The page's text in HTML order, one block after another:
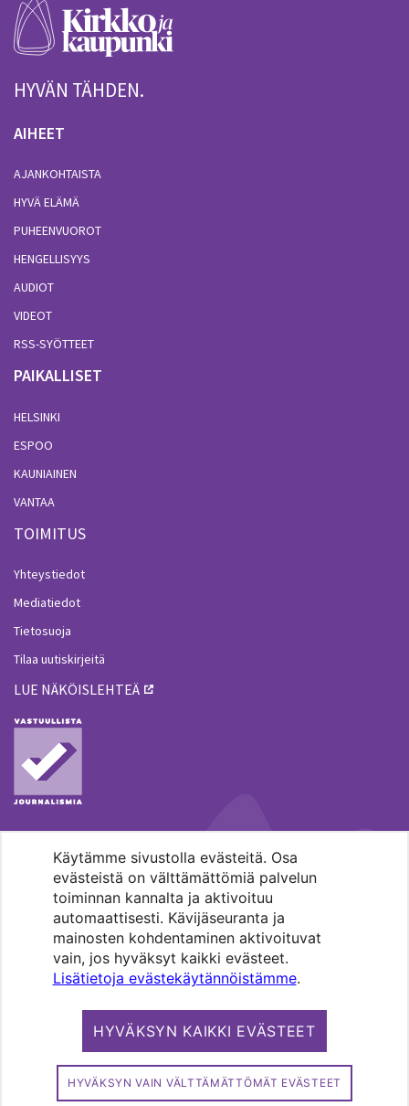
Käytämme sivustolla evästeitä. Osa
evästeistä on välttämättömiä palvelun
toiminnan kannalta ja aktivoituu
automaattisesti. Kävijäseuranta ja
mainosten kohdentaminen aktivoituvat
vain, jos hyväksyt kaikki evästeet.
Lisätietoja evästekäytännöistämme.
HYVÄKSYN KAIKKI EVÄSTEET
HYVÄKSYN VAIN VÄLTTÄMÄTTÖMÄT EVÄSTEET
HYVÄN TÄHDEN.
AIHEET
AJANKOHTAISTA
HYVÄ ELÄMÄ
PUHEENVUOROT
HENGELLISYYS
AUDIOT
VIDEOT
RSS-SYÖTTEET
PAIKALLISET
HELSINKI
ESPOO
KAUNIAINEN
VANTAA
TOIMITUS
Yhteystiedot
Mediatiedot
Tietosuoja
Tilaa uutiskirjeitä
LUE NÄKÖISLEHTEÄ
MENOHAKU
Pääkaupunkiseudun evankelis-
luterilaisten seurakuntien media.
Copyright 2026. Kirkko ja kaupunki. All
rights reserved.